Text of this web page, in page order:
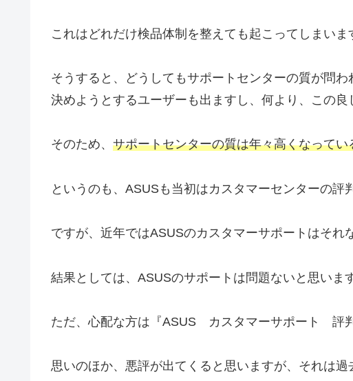
これはどれだけ検品体制を整えても起こってしまいま
そうすると、どうしてもサポートセンターの質が問
決めようとするユーザーも出ますし、何より、この良
そのため、 サポートセンターの質は年々高くなってい
というのも、ASUSも当初はカスタマーセンターの評
ですが、近年ではASUSのカスタマーサポートはそれ
結果としては、ASUSのサポートは問題ないと思います
ただ、心配な方は『ASUS カスタマーサポート 評
思いのほか、悪評が出てくると思いますが、それは過